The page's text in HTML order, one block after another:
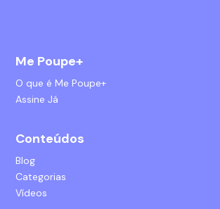
Me Poupe+
O que é Me Poupe+
Assine Já
Conteúdos
Blog
Categorias
Vídeos